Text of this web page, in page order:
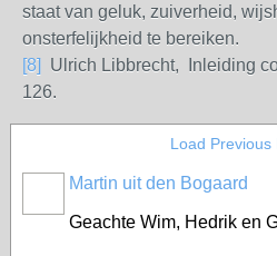
staat van geluk, zuiverheid,
onsterfelijkheid te bereiken.
[8]
Ulrich Libbrecht, Inleiding
126.
Load Previous
Martin uit den Bogaard
Geachte Wim, Hedrik en